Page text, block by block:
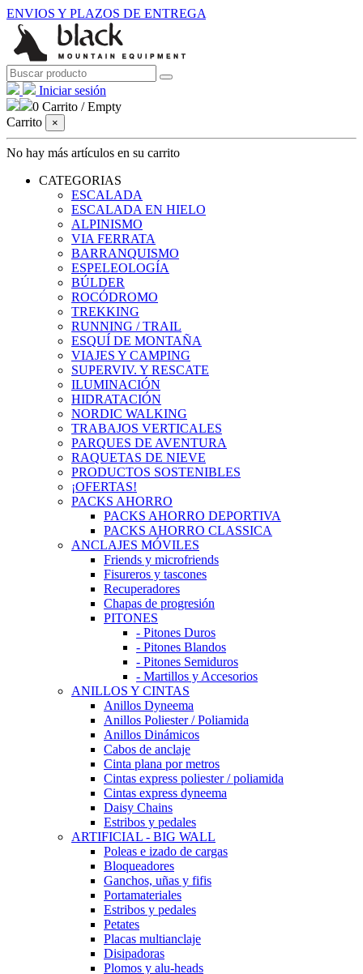
ENVIOS Y PLAZOS DE ENTREGA
Iniciar sesión
0 Carrito /Empty
Carrito
×
No hay más artículos en su carrito
CATEGORIAS
ESCALADA
ESCALADA EN HIELO
ALPINISMO
VIA FERRATA
BARRANQUISMO
ESPELEOLOGÍA
BÚLDER
ROCÓDROMO
TREKKING
RUNNING / TRAIL
ESQUÍ DE MONTAÑA
VIAJES Y CAMPING
SUPERVIV. Y RESCATE
ILUMINACIÓN
HIDRATACIÓN
NORDIC WALKING
TRABAJOS VERTICALES
PARQUES DE AVENTURA
RAQUETAS DE NIEVE
PRODUCTOS SOSTENIBLES
¡OFERTAS!
PACKS AHORRO
PACKS AHORRO DEPORTIVA
PACKS AHORRO CLASSICA
ANCLAJES MÓVILES
Friends y microfriends
Fisureros y tascones
Recuperadores
Chapas de progresión
PITONES
- Pitones Duros
- Pitones Blandos
- Pitones Semiduros
- Martillos y Accesorios
ANILLOS Y CINTAS
Anillos Dyneema
Anillos Poliester / Poliamida
Anillos Dinámicos
Cabos de anclaje
Cinta plana por metros
Cintas express poliester / poliamida
Cintas express dyneema
Daisy Chains
Estribos y pedales
ARTIFICIAL - BIG WALL
Poleas e izado de cargas
Bloqueadores
Ganchos, uñas y fifis
Portamateriales
Estribos y pedales
Petates
Placas multianclaje
Disipadoras
Plomos y alu-heads